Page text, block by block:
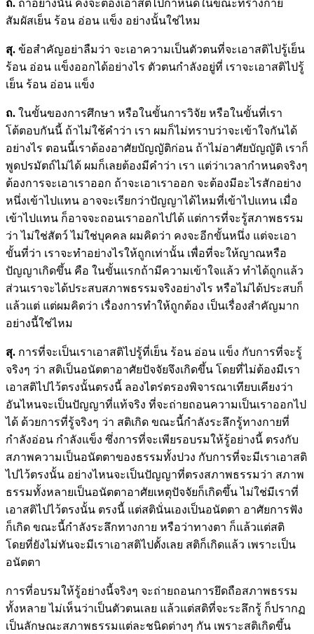
ถ. ถ้าอย่างนั้น คงจะต้องเอาสติไปกำหนดในขณะที่ร่างกาย
สัมผัสเย็น ร้อน อ่อน แข็ง อย่างนั้นใช่ไหม
สุ. ข้อสำคัญอย่าลืมว่า จะเอาความเป็นตัวตนที่จะเอาสติไปรู้เย็น
ร้อน อ่อน แข็งออกได้อย่างไร ตัวตนกำลังอยู่ที่ เราจะเอาสติไปรู้
เย็น ร้อน อ่อน แข็ง
ถ. ในขั้นของการศึกษา หรือในขั้นการวิจัย หรือในขั้นที่เรา
โต้ตอบกันนี้ ถ้าไม่ใช้คำว่า เรา ผมก็ไม่ทราบว่าจะเข้าใจกันได้
อย่างไร ตอนนี้เราต้องอาศัยบัญญัติก่อน ถ้าไม่อาศัยบัญญัติ เราก็
พูดปรมัตถ์ไม่ได้ ผมก็เลยต้องมีคำว่า เรา แต่ว่าเวลากำหนดจริงๆ
ต้องการจะเอาเราออก ถ้าจะเอาเราออก จะต้องมีอะไรสักอย่าง
หนึ่งเข้าไปแทน อาจจะเรียกว่าปัญญาได้ไหมที่เข้าไปแทน เมื่อ
เข้าไปแทน ก็อาจจะถอนเราออกไปได้ แต่การที่จะรู้สภาพธรรม
ว่า ไม่ใช่สัตว์ ไม่ใช่บุคคล ผมคิดว่า คงจะอีกขั้นหนึ่ง แต่จะเอา
ขั้นที่ว่า เราจะทำอย่างไรให้ถูกเท่านั้น เพื่อที่จะให้ญาณหรือ
ปัญญาเกิดขึ้น คือ ในขั้นแรกถ้ามีความเข้าใจแล้ว ทำได้ถูกแล้ว
ส่วนเราจะได้ประสบสภาพธรรมจริงอย่างไร หรือไม่ได้ประสบก็
แล้วแต่ แต่ผมคิดว่า เรื่องการทำให้ถูกต้อง เป็นเรื่องสำคัญมาก
อย่างนี้ใช่ไหม
สุ. การที่จะเป็นเราเอาสติไปรู้ที่เย็น ร้อน อ่อน แข็ง กับการที่จะรู้
จริงๆ ว่า สติเป็นอนัตตาอาศัยปัจจัยจึงเกิดขึ้น โดยที่ไม่ต้องมีเรา
เอาสติไปไว้ตรงนั้นตรงนี้ ลองไตร่ตรองพิจารณาเทียบเคียงว่า
อันไหนจะเป็นปัญญาที่แท้จริง ที่จะถ่ายถอนความเป็นเราออกไป
ได้ ด้วยการที่รู้จริงๆ ว่า สติเกิด ขณะนี้กำลังระลึกรู้ทางกายที่
กำลังอ่อน กำลังแข็ง ซึ่งการที่จะเพียรอบรมให้รู้อย่างนี้ ตรงกับ
สภาพความเป็นอนัตตาของธรรมทั้งปวง กับการที่จะมีเราเอาสติ
ไปไว้ตรงนั้น อย่างไหนจะเป็นปัญญาที่ตรงสภาพธรรมว่า สภาพ
ธรรมทั้งหลายเป็นอนัตตาอาศัยเหตุปัจจัยก็เกิดขึ้น ไม่ใช่มีเราที่
เอาสติไปไว้ตรงนั้น ตรงนี้ แต่สตินั่นเองเป็นอนัตตา อาศัยการฟัง
ก็เกิด ขณะนี้กำลังระลึกทางกาย หรือว่าทางตา ก็แล้วแต่สติ
โดยที่ยังไม่ทันจะมีเราเอาสติไปตั้งเลย สติก็เกิดแล้ว เพราะเป็น
อนัตตา
การที่อบรมให้รู้อย่างนี้จริงๆ จะถ่ายถอนการยึดถือสภาพธรรม
ทั้งหลาย ไม่เห็นว่าเป็นตัวตนเลย แล้วแต่สติที่จะระลึกรู้ ก็ปรากฏ
เป็นลักษณะสภาพธรรมแต่ละชนิดต่างๆ กัน เพราะสติเกิดขึ้น